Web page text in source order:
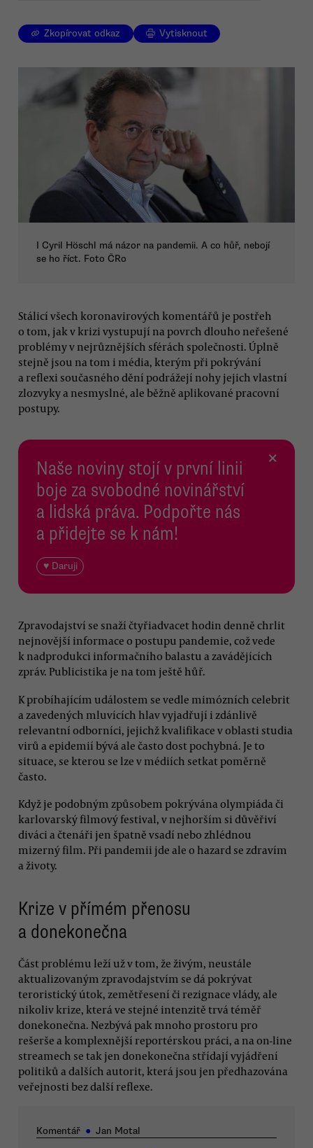
Zkopírovat odkaz Vytisknout
I Cyril Höschl má názor na pandemii. A co hůř, nebojí
se ho říct. Foto ČRo
Stálicí všech koronavirových komentářů je postřeh
o tom, jak v krizi vystupují na povrch dlouho neřešené
problémy v nejrůznějších sférách společnosti. Úplně
stejně jsou na tom i média, kterým při pokrývání
a reflexi současného dění podrážejí nohy jejich vlastní
zlozvyky a nesmyslné, ale běžně aplikované pracovní
postupy.
Naše noviny stojí v první linii
boje za svobodné novinářství
a lidská práva. Podpořte nás
a přidejte se k nám!
♥ Daruji
×
Zpravodajství se snaží čtyřiadvacet hodin denně chrlit
nejnovější informace o postupu pandemie, což vede
k nadprodukci informačního balastu a zavádějících
zpráv. Publicistika je na tom ještě hůř.
K probíhajícím událostem se vedle mimózních celebrit
a zavedených mluvících hlav vyjadřují i zdánlivě
relevantní odborníci, jejichž kvalifikace v oblasti studia
virů a epidemií bývá ale často dost pochybná. Je to
situace, se kterou se lze v médiích setkat poměrně
často.
Když je podobným způsobem pokrývána olympiáda či
karlovarský filmový festival, v nejhorším si důvěřiví
diváci a čtenáři jen špatně vsadí nebo zhlédnou
mizerný film. Při pandemii jde ale o hazard se zdravím
a životy.
Krize v přímém přenosu
a donekonečna
Část problému leží už v tom, že živým, neustále
aktualizovaným zpravodajstvím se dá pokrývat
teroristický útok, zemětřesení či rezignace vlády, ale
nikoliv krize, která ve stejné intenzitě trvá téměř
donekonečna. Nezbývá pak mnoho prostoru pro
rešerše a komplexnější reportérskou práci, a na on-line
streamech se tak jen donekonečna střídají vyjádření
politiků a dalších autorit, která jsou jen předhazována
veřejnosti bez další reflexe.
Komentář ● Jan Motal